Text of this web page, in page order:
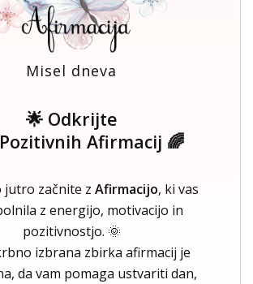
Misel dneva
🌟 Odkrijte
Afirmacij 🌈
jutro začnite z Afirmacijo, ki vas
z energijo, motivacijo in
pozitivnostjo. 🌞
izbrana zbirka afirmacij je
da vam pomaga ustvariti dan,